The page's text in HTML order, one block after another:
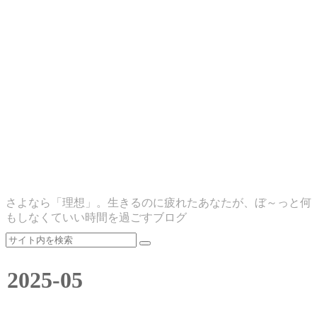
さよなら「理想」。生きるのに疲れたあなたが、ぼ～っと何
もしなくていい時間を過ごすブログ
2025-05